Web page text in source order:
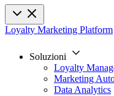
Loyalty Marketing Platform
Soluzioni
Loyalty
Marketing
Data Analytics